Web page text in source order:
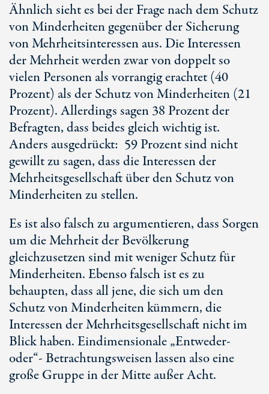
Ähnlich sieht es bei der Frage nach dem Schutz
von Minderheiten gegenüber der Sicherung
von Mehrheitsinteressen aus. Die Interessen
der Mehrheit werden zwar von doppelt so
vielen Personen als vorrangig erachtet (40
Prozent) als der Schutz von Minderheiten (21
Prozent). Allerdings sagen 38 Prozent der
Befragten, dass beides gleich wichtig ist.
Anders ausgedrückt: 59 Prozent sind nicht
gewillt zu sagen, dass die Interessen der
Mehrheitsgesellschaft über den Schutz von
Minderheiten zu stellen.
Es ist also falsch zu argumentieren, dass Sorgen
um die Mehrheit der Bevölkerung
gleichzusetzen sind mit weniger Schutz für
Minderheiten. Ebenso falsch ist es zu
behaupten, dass all jene, die sich um den
Schutz von Minderheiten kümmern, die
Interessen der Mehrheitsgesellschaft nicht im
Blick haben. Eindimensionale „Entweder-
oder“- Betrachtungsweisen lassen also eine
große Gruppe in der Mitte außer Acht.